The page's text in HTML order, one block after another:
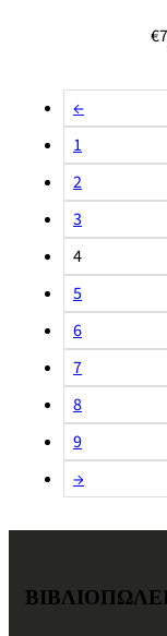
€
←
1
2
3
4
5
6
7
8
9
→